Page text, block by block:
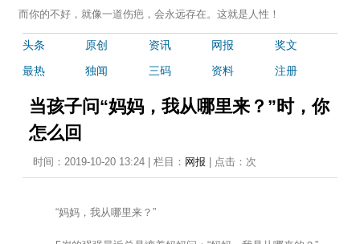
而你的不好，就像一道伤疤，会永远存在。这就是人性！
头条 原创 资讯 网报
奖文
最热
独闻 三码 资料 注册
当孩子问“妈妈，我从哪里来？”时，你
怎么回
时间：2019-10-20 13:24 | 栏目： 网报 | 点击： 次
“妈妈，我从哪里来？”